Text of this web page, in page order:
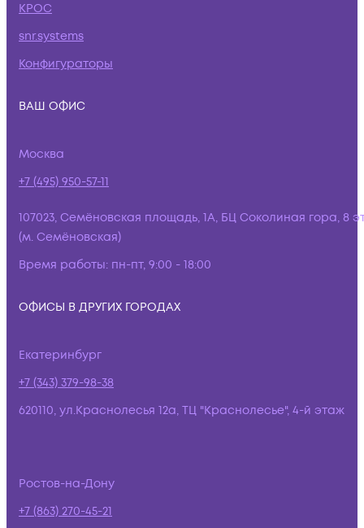
КРОС
snr.systems
Конфигураторы
ВАШ ОФИС
Москва
+7 (495) 950-57-11
107023, Семёновская площадь, 1А, БЦ Соколиная гора, 8
(м. Семёновская)
Время работы: пн-пт, 9:00 - 18:00
ОФИСЫ В ДРУГИХ ГОРОДАХ
Екатеринбург
+7 (343) 379-98-38
620110, ул.Краснолесья 12а, ТЦ "Краснолесье", 4-й этаж
Ростов-на-Дону
+7 (863) 270-45-21